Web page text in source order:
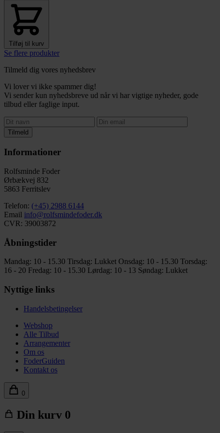
Tilføj til kurv
Se flere produkter
Tilmeld dig vores nyhedsbrev
Vi lover vi ikke spammer dig!
Vi sender kun nyhedsbreve ud når vi har vigtige nyheder, gode
tilbud eller faglige input.
Tilmeld
Informationer
Rolfsminde Foder
Ørbækvej 832
5863 Ferritslev
Telefon: (+45) 2988 6144
Email info@rolfsmindefoder.dk
CVR: 39003872
Åbningstider
Mandag: 10 - 15.30 Tirsdag: Lukket Onsdag: 10 - 15.30 Torsdag:
16 - 20 Fredag: 10 - 15.30 Lørdag: 10 - 13 Søndag: Lukket
Nyttige links
Handelsbetingelser
Webshop
Alle Tilbud
Arrangementer
Om os
FoderGuiden
Kontakt os
0
Din kurv 0